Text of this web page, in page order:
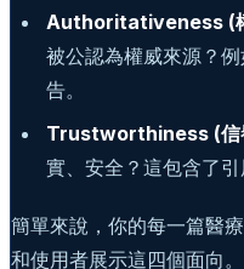
Authoritativeness (
被公認為權威來源？
告。
Trustworthiness (信
實、安全？這包含了引
簡單來說，你的每一篇醫
和使用者展示這四個面向